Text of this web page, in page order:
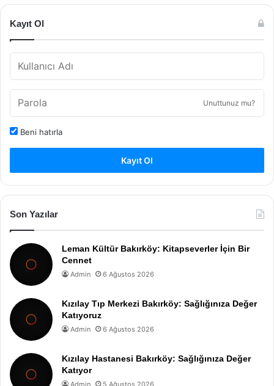
Kayıt Ol
Unuttunuz mu?
Beni hatırla
Kayıt Ol
Son Yazılar
Leman Kültür Bakırköy: Kitapseverler İçin Bir
Cennet
Admin 6 Ağustos 2026
Kızılay Tıp Merkezi Bakırköy: Sağlığınıza Değer
Katıyoruz
Admin 6 Ağustos 2026
Kızılay Hastanesi Bakırköy: Sağlığınıza Değer
Katıyor
Admin 5 Ağustos 2026